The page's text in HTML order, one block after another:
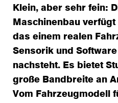
Klein, aber sehr fein:
Maschinenbau
das einem realen
Sensorik und
nachsteht. Es bietet
große Bandbreite an
Vom Fahrzeugmodell